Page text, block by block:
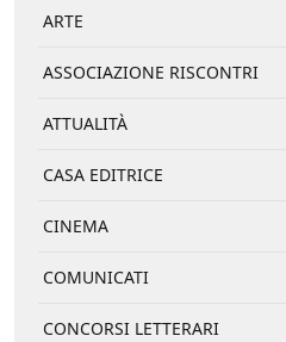
ARTE
ASSOCIAZIONE RISCONTRI
ATTUALITÀ
CASA EDITRICE
CINEMA
COMUNICATI
CONCORSI LETTERARI